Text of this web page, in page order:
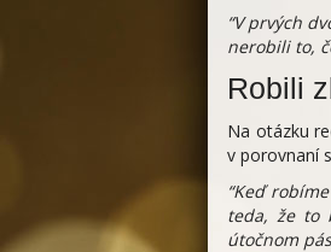
“V prvých
nerobili to,
Robili
Na otázku
v porovnaní
“Keď
teda, že to
útočnom